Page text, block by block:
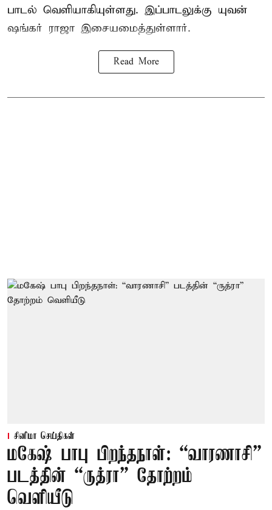
பாடல் வெளியாகியுள்ளது. இப்பாடலுக்கு யுவன்
ஷங்கர் ராஜா இசையமைத்துள்ளார்.
Read More
சினிமா செய்திகள்
மகேஷ் பாபு பிறந்தநாள்: “வாரணாசி”
படத்தின் “ருத்ரா” தோற்றம்
வெளியீடு